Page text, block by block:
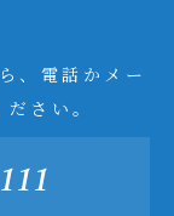
、電話かメー
さい。